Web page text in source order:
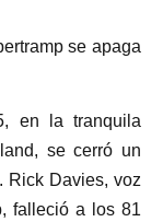
se apaga
en la tranquila
se cerró un
Rick Davies, voz
falleció a los 81